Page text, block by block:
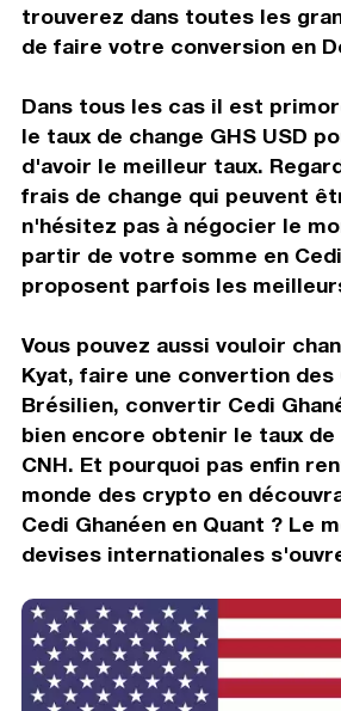
trouverez dans toutes les
de faire votre conversion en
Dans tous les cas il est
le taux de change GHS USD
d'avoir le meilleur taux.
frais de change qui peuvent
n'hésitez pas à négocier le
partir de votre somme en
proposent parfois les
Vous pouvez aussi vouloir
Kyat, faire une convertion des
Brésilien, convertir Cedi
bien encore obtenir le taux de
CNH. Et pourquoi pas enfin
monde des crypto en
Cedi Ghanéen en Quant ? Le
devises internationales